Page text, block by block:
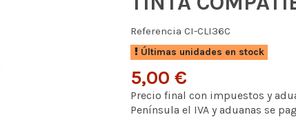
Referencia CI-CLI36C
Últimas unidades en stock
5,00 €
Precio final con impuestos y
Península el IVA y aduanas se